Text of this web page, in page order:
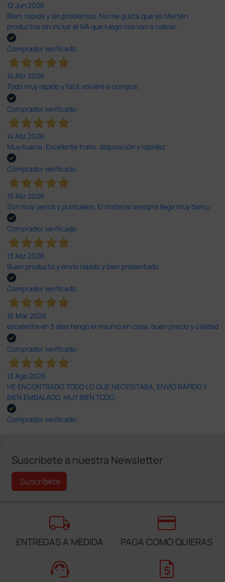
12 Jun 2026
Bien, rápida y sin problemas. No me gusta que se oferten
productos sin incluir el IVA que luego nos van a cobrar.
Comprador verificado
14 Abr 2026
Todo muy rápido y fácil,volveré a comprar.
Comprador verificado
14 Abr 2026
Muy buena. Excelente trato, disposición y rapidez
Comprador verificado
13 Abr 2026
Son muy serios y puntuales. El material siempre llega muy bien¡¡¡
Comprador verificado
13 Abr 2026
Buen producto y envío rápido y bien presentado
Comprador verificado
16 Mar 2026
excelente en 3 días tengo el insumo en casa, buen precio y calidad
Comprador verificado
13 Ago 2025
HE ENCONTRADO TODO LO QUE NECESITABA. ENVÍO RÁPIDO Y
BIEN EMBALADO. MUY BIEN TODO.
Comprador verificado
;
Suscríbete a nuestra Newsletter
Suscríbete
local_shipping
ENTREGAS A MEDIDA
credit_card
PAGA COMO QUIERAS
support_agent request_quote